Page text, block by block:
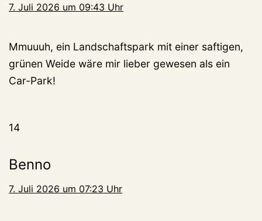
7. Juli 2026 um 09:43 Uhr
Mmuuuh, ein Landschaftspark mit einer saftigen,
grünen Weide wäre mir lieber gewesen als ein
Car-Park!
14
Benno
7. Juli 2026 um 07:23 Uhr